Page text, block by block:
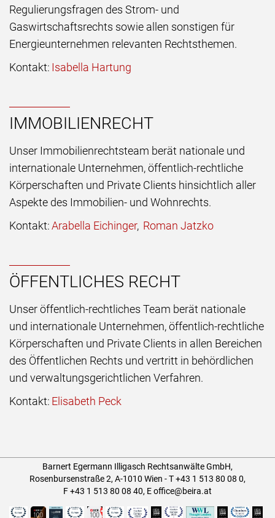
Regulierungsfragen des Strom- und
Gaswirtschaftsrechts sowie allen sonstigen für
Energieunternehmen relevanten Rechtsthemen.
Kontakt: Isabella Hartung
IMMOBILIENRECHT
Unser Immobilienrechtsteam berät nationale und
internationale Unternehmen, öffentlich-rechtliche
Körperschaften und Private Clients hinsichtlich aller
Aspekte des Immobilien- und Wohnrechts.
Kontakt:Arabella Eichinger, Roman Jatzko
ÖFFENTLICHES RECHT
Unser öffentlich-rechtliches Team berät nationale
und internationale Unternehmen, öffentlich-rechtliche
Körperschaften und Private Clients in allen Bereichen
des Öffentlichen Rechts und vertritt in behördlichen
und verwaltungsgerichtlichen Verfahren.
Kontakt: Elisabeth Peck
Barnert Egermann Illigasch Rechtsanwälte GmbH,
Rosenbursenstraße 2, A-1010 Wien -T+43 1 513 80 08 0,
F +43 1 513 80 08 40, Eoffice@beira.at